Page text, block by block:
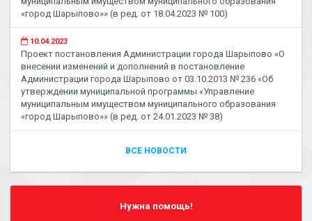
«город Шарыпово»» (в ред. от 18.04.2023 № 100)
10.04.2023
Проект постановления Администрации города Шарыпово «О
внесении изменений и дополнений в постановление
Администрации города Шарыпово от 03.10.2013 № 236 «Об
утверждении муниципальной программы «Управление
муниципальным имуществом муниципального образования
«город Шарыпово»» (в ред. от 24.01.2023 № 38)
ВСЕ НОВОСТИ
Нужна помощь!